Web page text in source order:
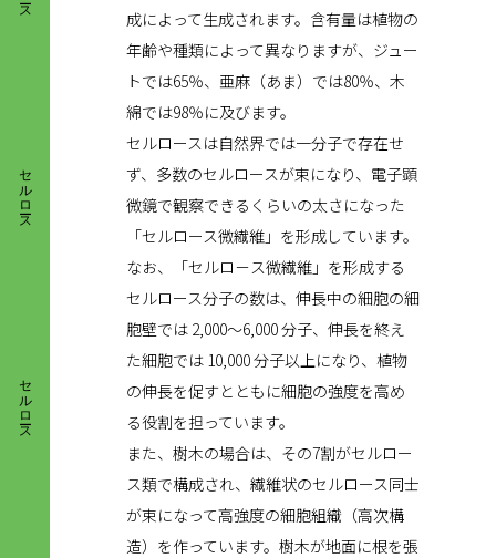
セルロース
セルロース
成によって生成されます。含有量は植物の
年齢や種類によって異なりますが、ジュー
トでは65％、亜麻（あま）では80％、木
綿では98％に及びます。
セルロースは自然界では一分子で存在せ
ず、多数のセルロースが束になり、電子顕
微鏡で観察できるくらいの太さになった
「セルロース微繊維」を形成しています。
なお、「セルロ－ス微繊維」を形成する
セルロース分子の数は、伸長中の細胞の細
胞壁では 2,000〜6,000 分子、伸長を終え
た細胞では 10,000 分子以上になり、植物
の伸長を促すとともに細胞の強度を高め
る役割を担っています。
また、樹木の場合は、その7割がセルロー
ス類で構成され、繊維状のセルロース同士
が束になって高強度の細胞組織（高次構
造）を作っています。樹木が地面に根を張